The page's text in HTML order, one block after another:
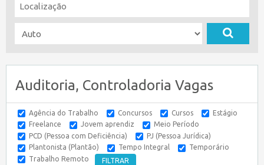
Auditoria, Controladoria Vagas
Agência do Trabalho Concursos Cursos
Estágio
Freelance
Jovem aprendiz
Meio Período
PCD (Pessoa com Deficiência)
PJ (Pessoa Jurídica)
Plantonista (Plantão)
Tempo Integral
Temporário
Trabalho Remoto